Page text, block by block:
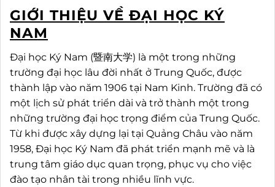
GIỚI THIỆU VỀ ĐẠI HỌC KÝ
NAM
Đại học Ký Nam (暨南大学) là một trong những
trường đại học lâu đời nhất ở Trung Quốc, được
thành lập vào năm 1906 tại Nam Kinh. Trường đã có
một lịch sử phát triển dài và trở thành một trong
những trường đại học trọng điểm của Trung Quốc.
Từ khi được xây dựng lại tại Quảng Châu vào năm
1958, Đại học Ký Nam đã phát triển mạnh mẽ và là
trung tâm giáo dục quan trọng, phục vụ cho việc
đào tạo nhân tài trong nhiều lĩnh vực.